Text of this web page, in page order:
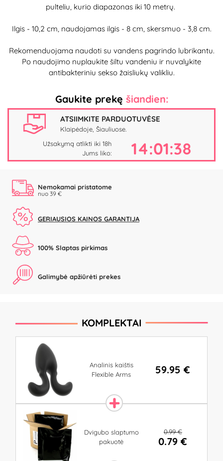
pulteliu, kurio diapazonas iki 10 metrų.
Ilgis - 10,2 cm, naudojamas ilgis - 8 cm, skersmuo - 3,8 cm.
Rekomenduojama naudoti su vandens pagrindo lubrikantu.
Po naudojimo nuplaukite šiltu vandeniu ir nuvalykite
antibakteriniu sekso žaisliukų valikliu.
Gaukite prekę šiandien:
ATSIIMKITE PARDUOTUVĖSE
Klaipėdoje, Šiauliuose.
Užsakymą atlikti iki 18h
Jums liko:
14:01:38
Nemokamai pristatome
nuo 39 €
GERIAUSIOS KAINOS GARANTIJA
100% Slaptas pirkimas
Galimybė apžiūrėti prekes
KOMPLEKTAI
Analinis kaištis
Flexible Arms
59.95 €
Dvigubo slaptumo
pakuotė
0.99 €
0.79 €